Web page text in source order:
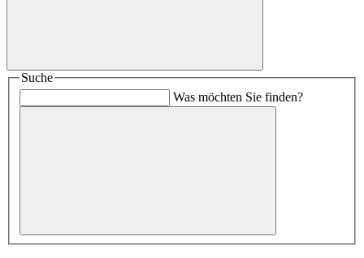
Suche
Was möchten Sie finden?